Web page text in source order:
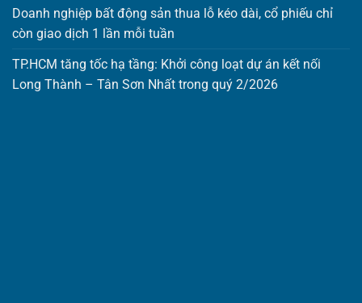
Doanh nghiệp bất động sản thua lỗ kéo dài, cổ phiếu chỉ
còn giao dịch 1 lần mỗi tuần
TP.HCM tăng tốc hạ tầng: Khởi công loạt dự án kết nối
Long Thành – Tân Sơn Nhất trong quý 2/2026